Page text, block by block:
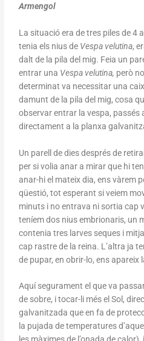
Armengol
La situació era de tres piles de 4
tenia els nius de Vespa velutina,
dalt de la pila del mig. Feia un
entrar una Vespa velutina, però
determinat va necessitar una
damunt de la pila del mig, cosa
observar entrar la vespa, passés
directament a la planxa
Un parell de dies després de
per si volia anar a mirar que hi
anar-hi el mateix dia, ens vàrem
qüestió, tot esperant si veiem
minuts i no entrava ni sortia cap
teníem dos nius embrionaris, un
contenia tres larves seques i
cap rastre de la reina. L’altra ja
de pupar, en obrir-lo, ens apareix
Aquí segurament el que va
de sobre, i tocar-li més el Sol,
galvanitzada que en fa de
la pujada de temperatures